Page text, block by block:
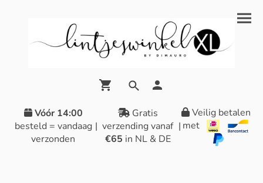
Vóór 14:00
besteld = vandaag
verzonden
|
Gratis
verzending vanaf
€65 in NL & DE
|
Veilig betalen
met